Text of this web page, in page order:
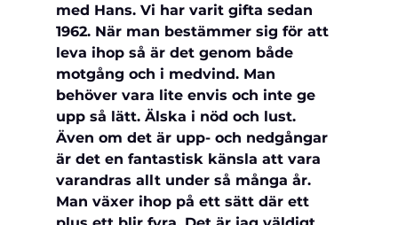
med Hans. Vi har varit gifta sedan
1962. När man bestämmer sig för att
leva ihop så är det genom både
motgång och i medvind. Man
behöver vara lite envis och inte ge
upp så lätt. Älska i nöd och lust.
Även om det är upp- och nedgångar
är det en fantastisk känsla att vara
varandras allt under så många år.
Man växer ihop på ett sätt där ett